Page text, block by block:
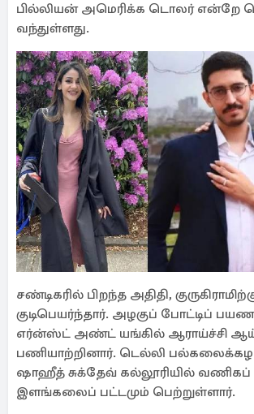
பில்லியன் அமெரிக்க டொலர் என்றே
வந்துள்ளது.
சண்டிகரில் பிறந்த அதிதி,
குடிபெயர்ந்தார். அழகுப் போட்டிப்
எர்ன்ஸ்ட் அண்ட் யங்கில் ஆராய்ச்சி
பணியாற்றினார். டெல்லி
ஷாஹீத் சுக்தேவ் கல்லூரியில் வணிகப்
இளங்கலைப் பட்டமும் பெற்றுள்ளார்.